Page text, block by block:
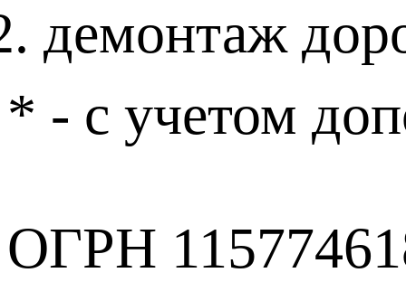
демонтаж
* - с учетом
ОГРН